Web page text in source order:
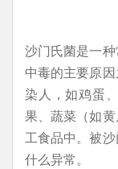
沙门氏菌是一
中毒的主要原
染人，如鸡蛋
果、蔬菜（如
工食品中。被
什么异常。